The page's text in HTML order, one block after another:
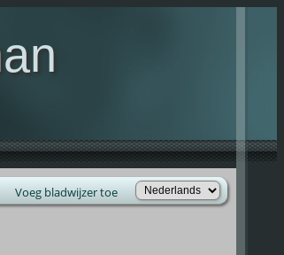
Voeg bladwijzer toe